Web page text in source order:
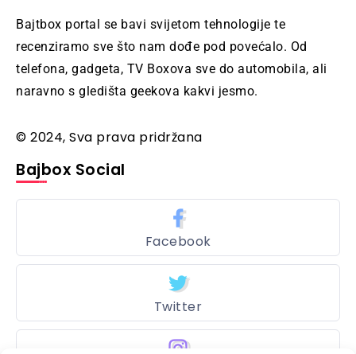
Bajtbox portal se bavi svijetom tehnologije te
recenziramo sve što nam dođe pod povećalo. Od
telefona, gadgeta, TV Boxova sve do automobila, ali
naravno s gledišta geekova kakvi jesmo.
© 2024, Sva prava pridržana
Bajbox Social
Facebook
Twitter